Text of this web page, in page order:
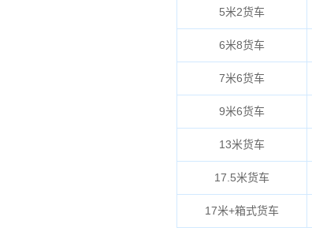
5米2货车
6米8货车
7米6货车
9米6货车
13米货车
17.5米货车
17米+箱式货车